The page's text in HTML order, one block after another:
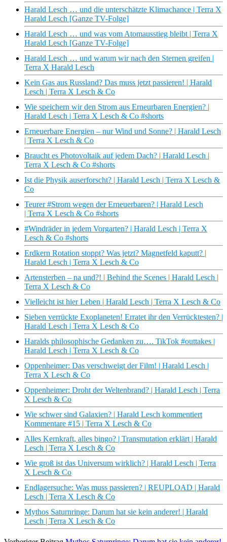
Harald Lesch … und die unterschätzte Klimachance | Terra X
Harald Lesch [Ganze TV-Folge]
Harald Lesch … und was vom Atomausstieg bleibt | Terra X
Harald Lesch [Ganze TV-Folge]
Harald Lesch … und warum wir nach den Sternen greifen |
Terra X Harald Lesch
Kein Gas aus Russland? Das muss jetzt passieren! | Harald
Lesch | Terra X Lesch & Co
Wie speichern wir den Strom aus Erneurbaren Energien? |
Harald Lesch | Terra X Lesch & Co #shorts
Erneuerbare Energien – nur Wind und Sonne? | Harald Lesch
| Terra X Lesch & Co
Braucht es Photovoltaik auf jedem Dach? | Harald Lesch |
Terra X Lesch & Co #shorts
Ist die Physik auserforscht? | Harald Lesch | Terra X Lesch &
Co
Teurer #Strom wegen der Erneuerbaren? | Harald Lesch
| Terra X Lesch & Co #shorts
#Windräder in jedem Vorgarten? | Harald Lesch | Terra X
Lesch & Co #shorts
Erdkern Rotation stoppt? Was jetzt? Magnetfeld kaputt? |
Harald Lesch | Terra X Lesch & Co
Artensterben – na und?! | Behind the Scenes | Harald Lesch |
Terra X Lesch & Co
Vielleicht ist hier Leben | Harald Lesch | Terra X Lesch & Co
Sieben verrückte Exoplaneten! Erratet ihr den Verrücktesten? |
Harald Lesch | Terra X Lesch & Co
Haralds philosophische Gedanken zu…. TikTok #outtakes |
Harald Lesch | Terra X Lesch & Co
Oppenheimer: Das verschweigt der Film! | Harald Lesch |
Terra X Lesch & Co
Oppenheimer: Droht der Weltenbrand? | Harald Lesch | Terra
X Lesch & Co
Wie schwer sind Galaxien? | Harald Lesch kommentiert
Kommentare #15 | Terra X Lesch & Co
Alles Kernkraft, alles bingo? | Transmutation erklärt | Harald
Lesch | Terra X Lesch & Co
Wie groß ist das Universum wirklich? | Harald Lesch | Terra
X Lesch & Co
Endlagersuche: Was muss passieren? | REUPLOAD | Harald
Lesch | Terra X Lesch & Co
Mythos Saturnringe: Darum hat sie kein anderer! | Harald
Lesch | Terra X Lesch & Co